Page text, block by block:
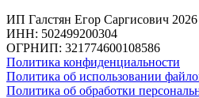
ИП Галстян Егор Саргисович 2026
ИНН: 502499200304
ОГРНИП: 321774600108586
Политика конфиденциальности
Политика об использовании
Политика об обработки